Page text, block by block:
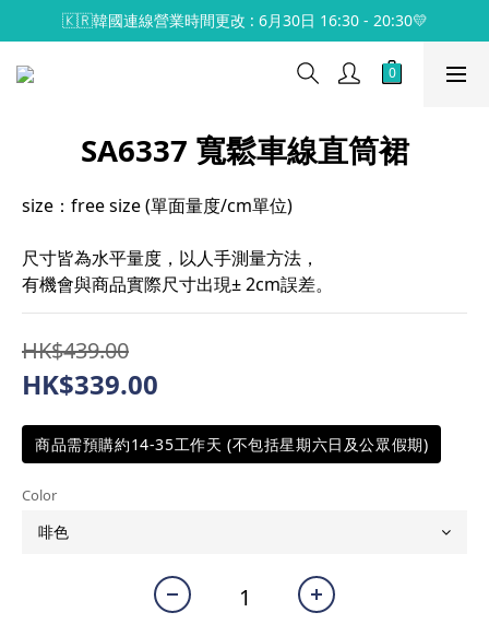
🇰🇷韓國連線營業時間更改 : 6月30日 16:30 - 20:30💛
SA6337 寬鬆車線直筒裙
size：free size (單面量度/cm單位)
尺寸皆為水平量度，以人手測量方法，
有機會與商品實際尺寸出現± 2cm誤差。
HK$439.00
HK$339.00
商品需預購約14-35工作天 (不包括星期六日及公眾假期)
Color